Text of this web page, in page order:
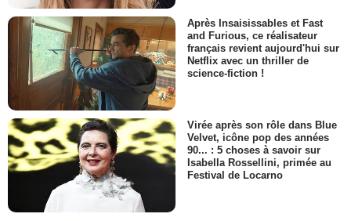
Après Insaisissables et Fast
and Furious, ce réalisateur
français revient aujourd'hui sur
Netflix avec un thriller de
science-fiction !
Virée après son rôle dans Blue
Velvet, icône pop des années
90... : 5 choses à savoir sur
Isabella Rossellini, primée au
Festival de Locarno